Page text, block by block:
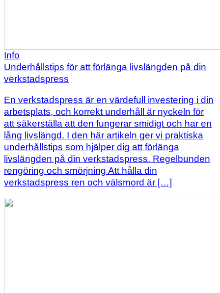
Info
Underhållstips för att förlänga livslängden på din
verkstadspress
En verkstadspress är en värdefull investering i din
arbetsplats, och korrekt underhåll är nyckeln för
att säkerställa att den fungerar smidigt och har en
lång livslängd. I den här artikeln ger vi praktiska
underhållstips som hjälper dig att förlänga
livslängden på din verkstadspress. Regelbunden
rengöring och smörjning Att hålla din
verkstadspress ren och välsmord är […]